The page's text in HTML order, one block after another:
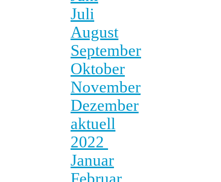
Juli
August
September
Oktober
November
Dezember
aktuell
2022
Januar